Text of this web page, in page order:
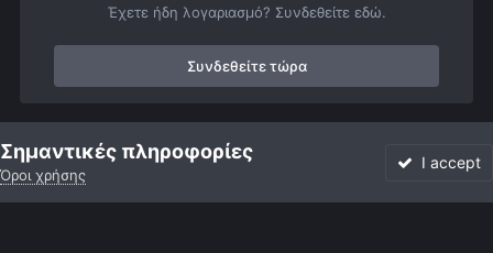
Έχετε ήδη λογαριασμό? Συνδεθείτε εδώ.
Συνδεθείτε τώρα
Αρχή Αστροφωτογραφίες Βαθύς Ουρανός
Σημαντικές πληροφορίες
Όροι χρήσης
I accept
Forum